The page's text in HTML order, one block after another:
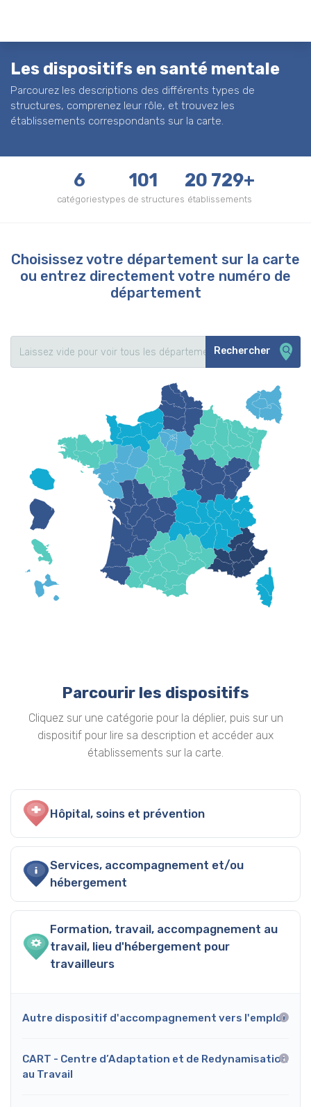
Les dispositifs en santé mentale
Parcourez les descriptions des différents types de
structures, comprenez leur rôle, et trouvez les
établissements correspondants sur la carte.
6
catégories
101
types de structures
20 729+
établissements
Choisissez votre département sur la carte
ou entrez directement votre numéro de
département
Rechercher
Parcourir les dispositifs
Cliquez sur une catégorie pour la déplier, puis sur un
dispositif pour lire sa description et accéder aux
établissements sur la carte.
Hôpital, soins et prévention
Services, accompagnement et/ou
hébergement
Formation, travail, accompagnement au
travail, lieu d'hébergement pour
travailleurs
Autre dispositif d'accompagnement vers l'emploi
CART - Centre d’Adaptation et de Redynamisation
au Travail